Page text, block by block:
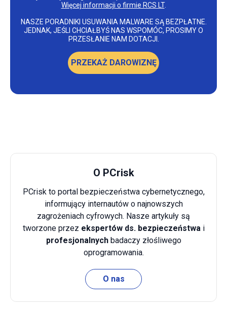
Więcej informacji o firmie RCS LT.
NASZE PORADNIKI USUWANIA MALWARE SĄ BEZPŁATNE.
JEDNAK, JEŚLI CHCIAŁBYŚ NAS WSPOMÓC, PROSIMY O
PRZESŁANIE NAM DOTACJI.
PRZEKAŻ DAROWIZNĘ
O PCrisk
PCrisk to portal bezpieczeństwa cybernetycznego,
informujący internautów o najnowszych
zagrożeniach cyfrowych. Nasze artykuły są
tworzone przez ekspertów ds. bezpieczeństwai
profesjonalnychbadaczy złośliwego
oprogramowania.
O nas